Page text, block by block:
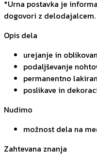
*Urna postavka je
dogovori z delodajalcem.
Opis dela
urejanje in
podaljševanje
permanentno
poslikave in
Nudimo
možnost dela na
Zahtevana znanja